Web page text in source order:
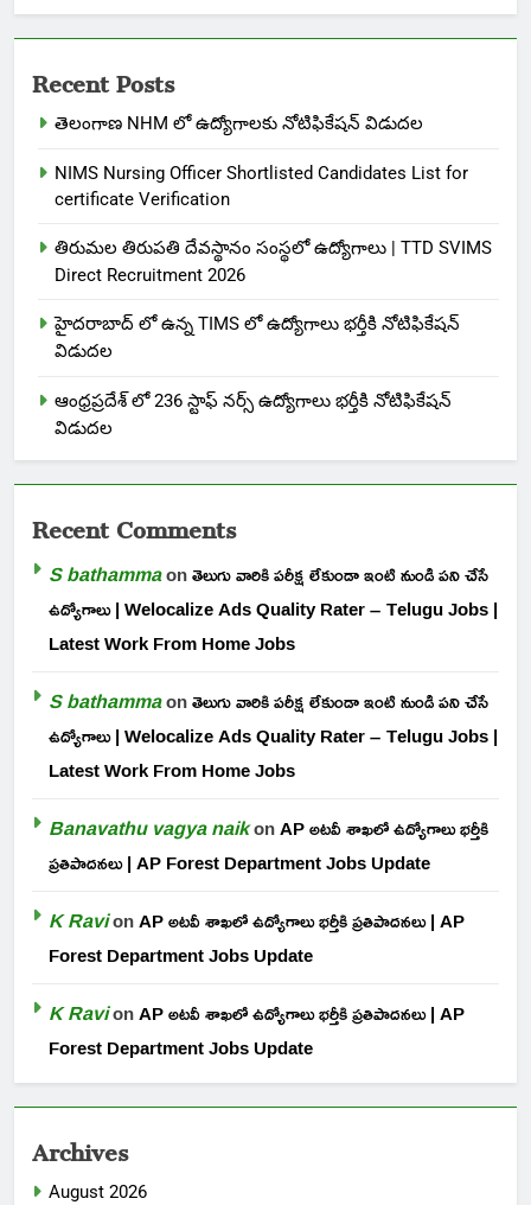
Recent Posts
తెలంగాణ NHM లో ఉద్యోగాలకు నోటిఫికేషన్ విడుదల
NIMS Nursing Officer Shortlisted Candidates List for
certificate Verification
తిరుమల తిరుపతి దేవస్థానం సంస్థలో ఉద్యోగాలు | TTD SVIMS
Direct Recruitment 2026
హైదరాబాద్ లో ఉన్న TIMS లో ఉద్యోగాలు భర్తీకి నోటిఫికేషన్
విడుదల
ఆంధ్రప్రదేశ్ లో 236 స్టాఫ్ నర్స్ ఉద్యోగాలు భర్తీకి నోటిఫికేషన్
విడుదల
Recent Comments
S bathammaonతెలుగు వారికి పరీక్ష లేకుండా ఇంటి నుండి పని చేసే
ఉద్యోగాలు | Welocalize Ads Quality Rater – Telugu Jobs |
Latest Work From Home Jobs
S bathammaonతెలుగు వారికి పరీక్ష లేకుండా ఇంటి నుండి పని చేసే
ఉద్యోగాలు | Welocalize Ads Quality Rater – Telugu Jobs |
Latest Work From Home Jobs
Banavathu vagya naikonAP అటవీ శాఖలో ఉద్యోగాలు భర్తీకి
ప్రతిపాదనలు | AP Forest Department Jobs Update
K RavionAP అటవీ శాఖలో ఉద్యోగాలు భర్తీకి ప్రతిపాదనలు | AP
Forest Department Jobs Update
K RavionAP అటవీ శాఖలో ఉద్యోగాలు భర్తీకి ప్రతిపాదనలు | AP
Forest Department Jobs Update
Archives
August 2026